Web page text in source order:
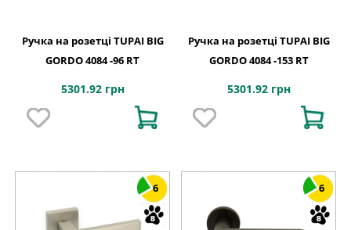
Ручка на розетці TUPAI BIG
GORDO 4084 -96 RT
5301.92 грн
Ручка на розетці TUPAI BIG
GORDO 4084 -153 RT
5301.92 грн
6 6